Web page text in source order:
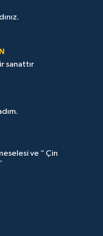
sanattır
ve “ Çin